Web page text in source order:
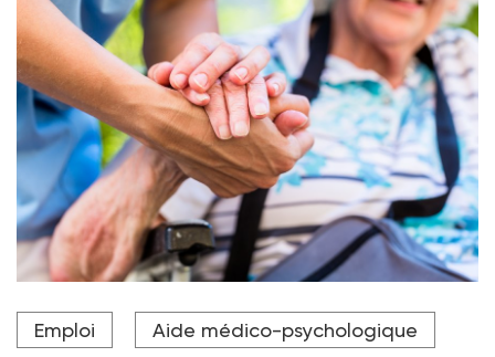
En 2024, le seul secteur de l’aide à domicile
rassemblait 41 % des professionnels du social.
Emploi Aide médico-psychologique